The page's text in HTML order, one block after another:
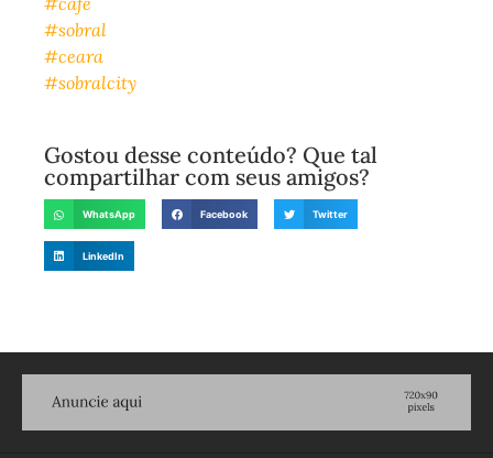
#sobral
#ceara
#sobralcity
Gostou desse conteúdo? Que tal
compartilhar com seus amigos?
WhatsApp Facebook Twitter
LinkedIn